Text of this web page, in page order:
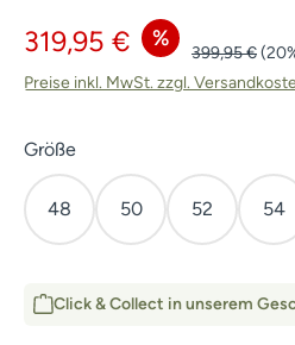
Verkaufspreis:
319,95 € %
Regulärer
399,95 €
Preise inkl. MwSt. zzgl.
Größeauswählen
48 50 52 54
Click & Collect in unserem